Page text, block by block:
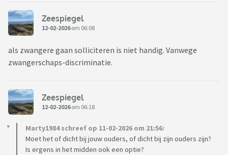
Zeespiegel
12-02-2026om 06:08
als zwangere gaan solliciteren is niet handig. Vanwege
zwangerschaps-discriminatie.
Zeespiegel
12-02-2026om 06:18
Marty1984 schreef op 11-02-2026 om 21:56:
Moet het of dicht bij jouw ouders, of dicht bij zijn ouders zijn?
Is ergens in het midden ook een optie?